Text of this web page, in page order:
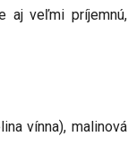
aj veľmi príjemnú,
vínna), malinová